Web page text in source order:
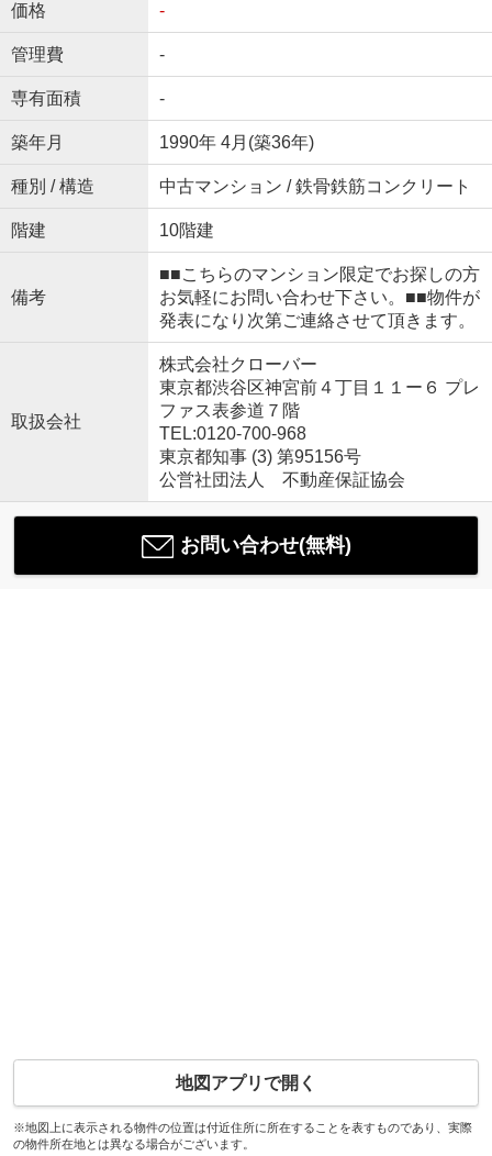
価格 -
管理費 -
専有面積 -
築年月 1990年 4月(築36年)
種別 / 構造 中古マンション / 鉄骨鉄筋コンクリート
階建 10階建
備考
■■こちらのマンション限定でお探しの方
お気軽にお問い合わせ下さい。■■物件が
発表になり次第ご連絡させて頂きます。
取扱会社
株式会社クローバー
東京都渋谷区神宮前４丁目１１ー６ プレ
ファス表参道７階
TEL:0120-700-968
東京都知事 (3) 第95156号
公営社団法人 不動産保証協会
お問い合わせ(無料)
地図アプリで開く
※地図上に表示される物件の位置は付近住所に所在することを表すものであり、実際
の物件所在地とは異なる場合がございます。